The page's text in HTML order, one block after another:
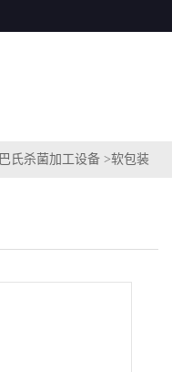
巴氏杀菌加工设备 >软包装